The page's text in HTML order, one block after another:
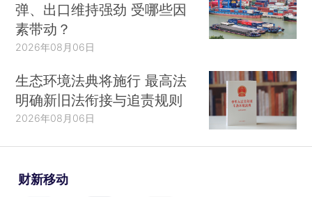
弹、出口维持强劲 受哪些因
素带动？
2026年08月06日
生态环境法典将施行 最高法
明确新旧法衔接与追责规则
2026年08月06日
财新移动